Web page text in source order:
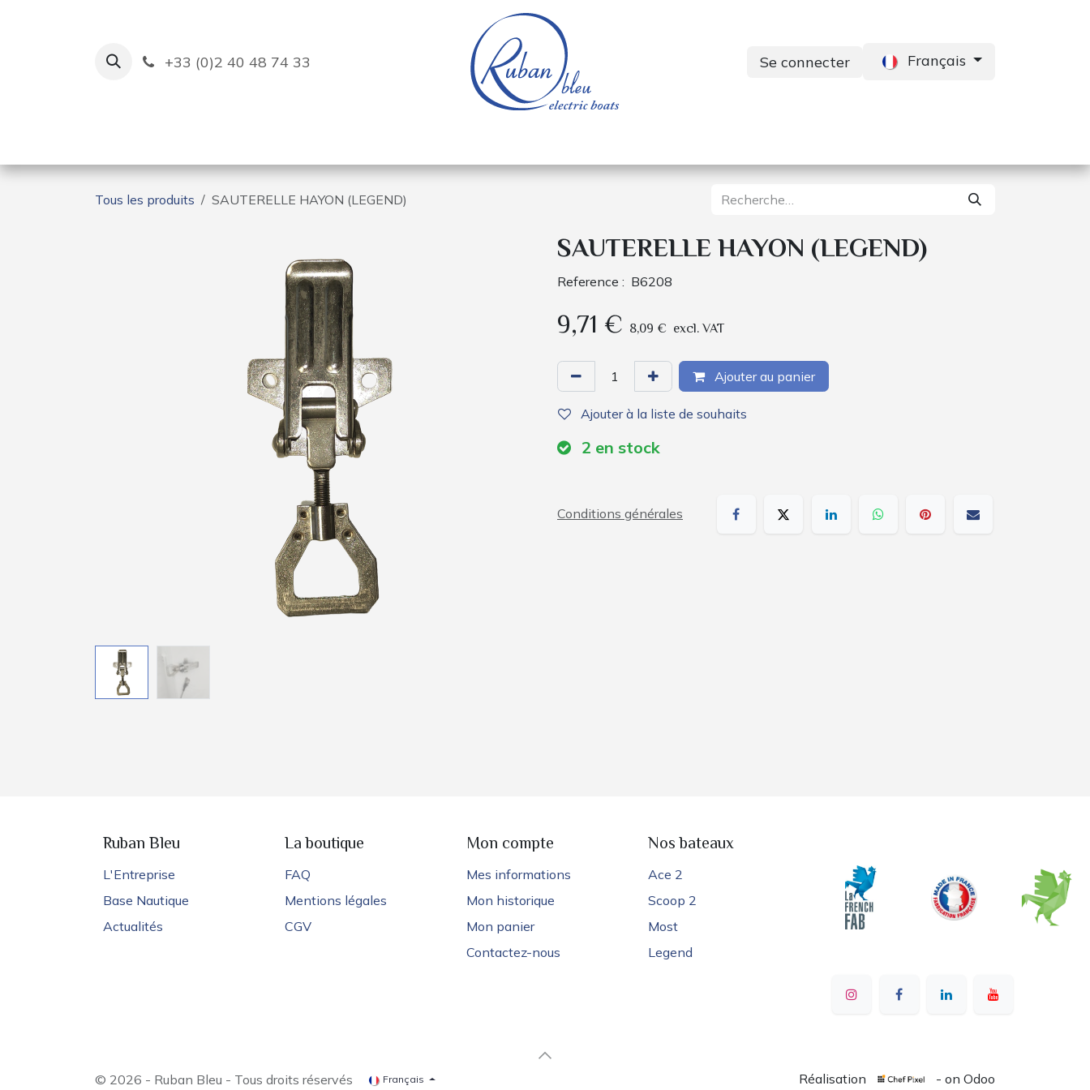
+33 (0)2 40 48 74 33 Se connecter Français
Tous les produits SAUTERELLE HAYON (LEGEND)
SAUTERELLE HAYON (LEGEND)
Reference : B6208
9,71 € 8,09 € excl. VAT
Ajouter au panier
Ajouter à la liste de souhaits
2 en stock
Conditions générales
Ruban Bleu
L'Entreprise
Base Nautique
Actualités
La boutique
FAQ
Mentions légales
CGV
Mon compte
Mes informations
Mon historique
Mon panier
Contactez-nous
Nos bateaux
Ace 2
Scoop 2
Most
Legend
© 2026 - Ruban Bleu - Tous droits réservés Français Réalisation - on Odoo